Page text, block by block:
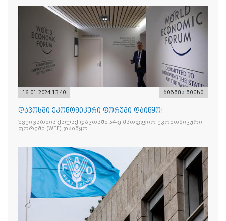
16-01-2024 13:40 ბიზნეს ნიუსი
დავოსში ეკონომიკური ფორუმი დაიწყო!
შვეიცარიის ქალაქ დავოსში 54-ე მსოფლიო ეკონომიკური
ფორუმი (WEF) დაიწყო